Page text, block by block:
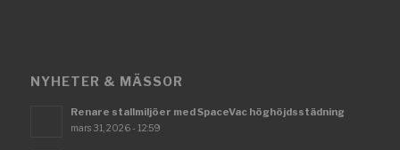
NYHETER & MÄSSOR
Renare stallmiljöer med SpaceVac höghöjdsstädning
mars 31, 2026 - 12:59